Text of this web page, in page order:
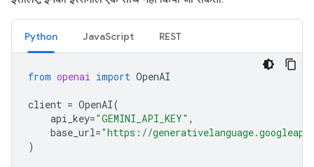
Python JavaScript REST
from openai import OpenAI
client = OpenAI(
api_key="GEMINI_API_KEY" ,
base_url="https://
)